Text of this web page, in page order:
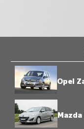
Opel
Mazda